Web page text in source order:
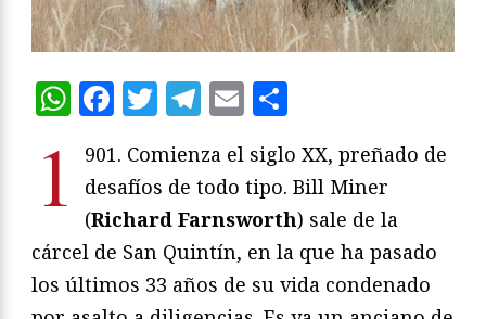
WhatsApp
Facebook
Twitter
Telegram
Email
1
901. Comienza el siglo XX, preñado de
desafíos de todo tipo. Bill Miner
(Richard Farnsworth) sale de la
cárcel de San Quintín, en la que ha pasado
los últimos 33 años de su vida condenado